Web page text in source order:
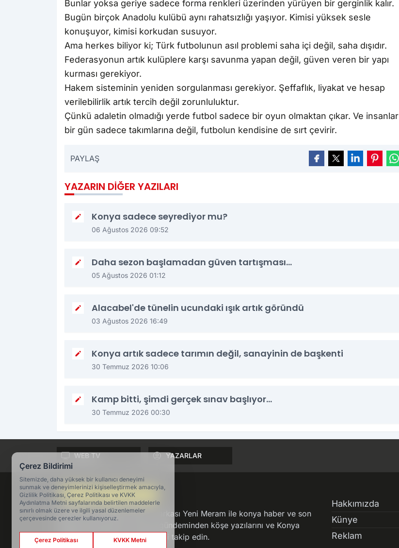
Bunlar yoksa geriye sadece forma renkleri üzerinden yürüyen bir gerginlik kalır.
Bugün birçok Anadolu kulübü aynı rahatsızlığı yaşıyor. Kimisi yüksek sesle
konuşuyor, kimisi korkudan susuyor.
Ama herkes biliyor ki; Türk futbolunun asıl problemi saha içi değil, saha dışıdır.
Federasyonun artık kulüplere karşı savunma yapan değil, güven veren bir yapı
kurması gerekiyor.
Hakem sisteminin yeniden sorgulanması gerekiyor. Şeffaflık, liyakat ve hesap
verilebilirlik artık tercih değil zorunluluktur.
Çünkü adaletin olmadığı yerde futbol sadece bir oyun olmaktan çıkar. Ve insanlar
bir gün sadece takımlarına değil, futbolun kendisine de sırt çevirir.
PAYLAŞ
YAZARIN DIĞER YAZILARI
Konya sadece seyrediyor mu?
06 Ağustos 2026 09:52
Daha sezon başlamadan güven tartışması...
05 Ağustos 2026 01:12
Alacabel'de tünelin ucundaki ışık artık göründü
03 Ağustos 2026 16:49
Konya artık sadece tarımın değil, sanayinin de başkenti
30 Temmuz 2026 10:06
Kamp bitti, şimdi gerçek sınav başlıyor…
30 Temmuz 2026 00:30
WEB TV YAZARLAR
Konya'nın en köklü haber markası Yeni Meram ile konya haber ve son
dakika gelişmelerini, Konya gündeminden köşe yazılarını ve Konya
politika ve ekonomi haberlerini takip edin.
Hakkımızda
Künye
Reklam
Çerez Bildirimi
Sitemizde, daha yüksek bir kullanıcı deneyimi
sunmak ve deneyimlerinizi kişiselleştirmek amacıyla,
Gizlilik Politikası, Çerez Politikası ve KVKK
Aydınlatma Metni sayfalarında belirtilen maddelerle
sınırlı olmak üzere ve ilgili yasal düzenlemeler
çerçevesinde çerezler kullanıyoruz.
Çerez Politikası KVKK Metni